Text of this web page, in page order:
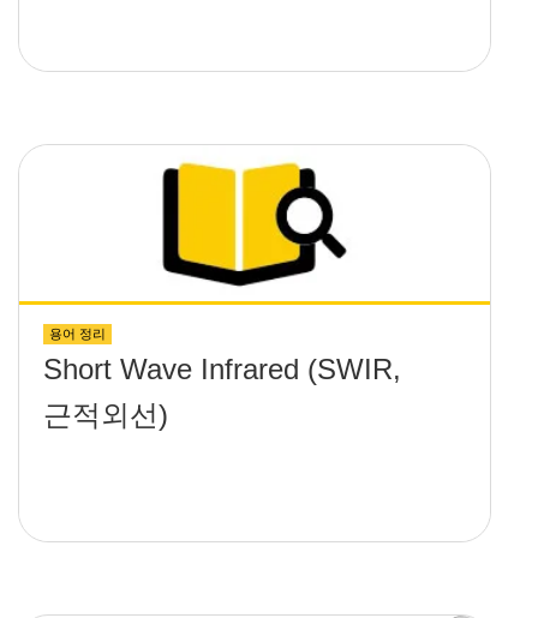
용어 정리
Short Wave Infrared (SWIR,
근적외선)